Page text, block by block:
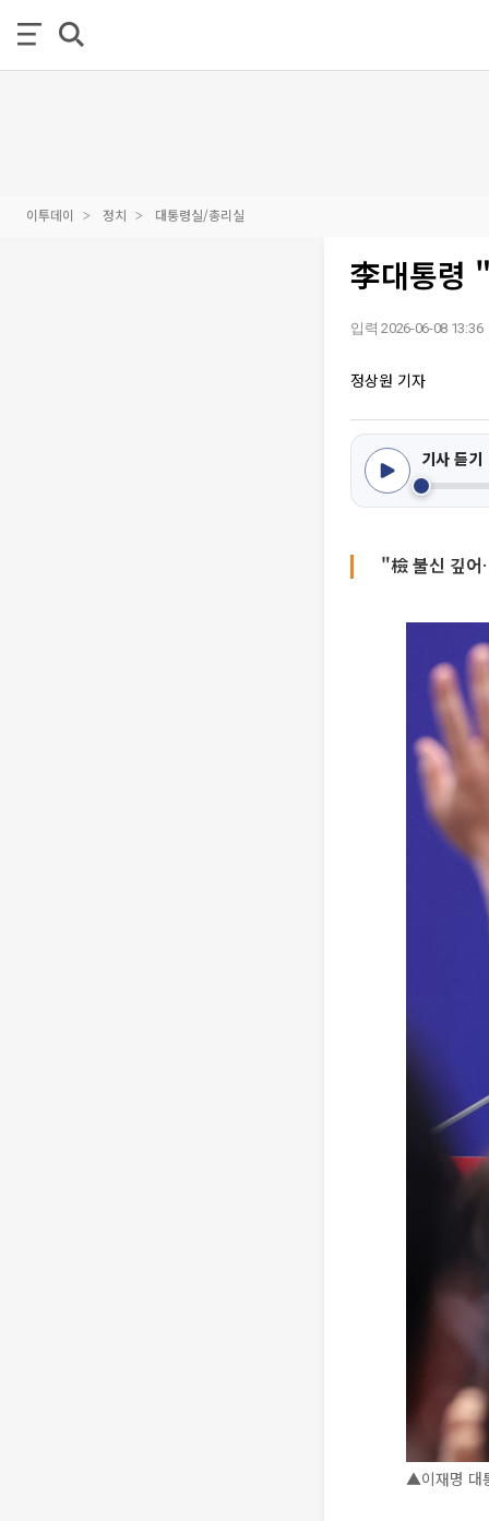
이투데이 정치 대통령실/총리실
李대통령
입력 2026-06-08 13:36
정상원 기자
기사 듣기
"檢 불신 깊
▲이재명 대